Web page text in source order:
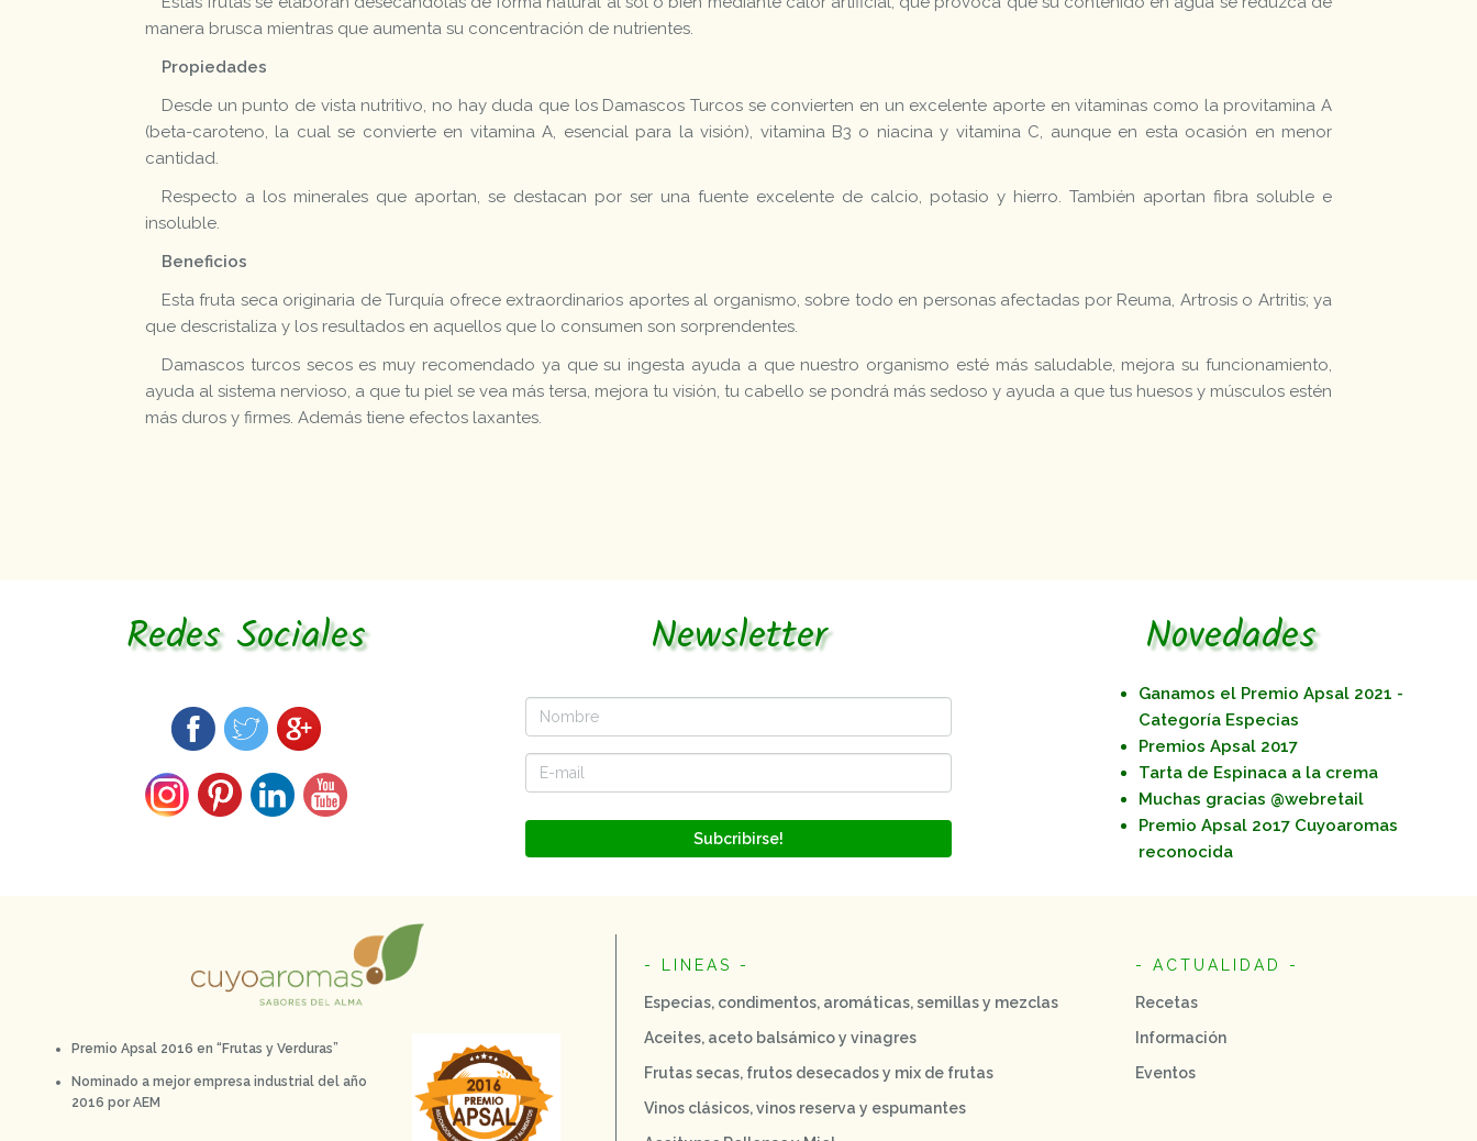
manera brusca mientras que aumenta su concentración de nutrientes.
Propiedades
Desde un punto de vista nutritivo, no hay duda que los Damascos Turcos se convierten en un excelente aporte en vitaminas como la provitamina A
(beta-caroteno, la cual se convierte en vitamina A, esencial para la visión), vitamina B3 o niacina y vitamina C, aunque en esta ocasión en menor
cantidad.
Respecto a los minerales que aportan, se destacan por ser una fuente excelente de calcio, potasio y hierro. También aportan fibra soluble e
insoluble.
Beneficios
Esta fruta seca originaria de Turquía ofrece extraordinarios aportes al organismo, sobre todo en personas afectadas por Reuma, Artrosis o Artritis; ya
que descristaliza y los resultados en aquellos que lo consumen son sorprendentes.
Damascos turcos secos es muy recomendado ya que su ingesta ayuda a que nuestro organismo esté más saludable, mejora su funcionamiento,
ayuda al sistema nervioso, a que tu piel se vea más tersa, mejora tu visión, tu cabello se pondrá más sedoso y ayuda a que tus huesos y músculos estén
más duros y firmes. Además tiene efectos laxantes.
Redes Sociales Newsletter
Subcribirse!
Novedades
Ganamos el Premio Apsal 2021 -
Categoría Especias
Premios Apsal 2017
Tarta de Espinaca a la crema
Muchas gracias @webretail
Premio Apsal 2o17 Cuyoaromas
reconocida
Premio Apsal 2016 en “Frutas y Verduras”
Nominado a mejor empresa industrial del año
2016 por AEM
- LINEAS -
Especias, condimentos, aromáticas, semillas y mezclas
Aceites, aceto balsámico y vinagres
Frutas secas, frutos desecados y mix de frutas
Vinos clásicos, vinos reserva y espumantes
- ACTUALIDAD -
Recetas
Información
Eventos